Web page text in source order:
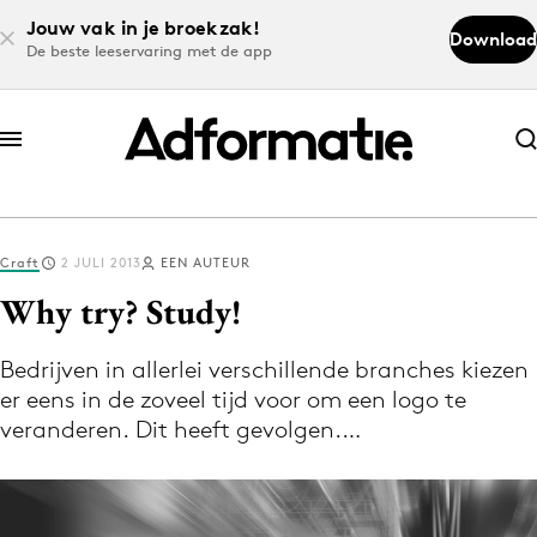
Jouw vak in je broekzak!
De beste leeservaring met de app
Download
Abonneer nu
Abonneer nu
Log in
Download de app
Volg het laatste nieuws via de Adformatie
Nieuws app
Craft 2 JULI 2013 EEN AUTEUR
Why try? Study!
Bedrijven in allerlei verschillende branches kiezen
er eens in de zoveel tijd voor om een logo te
veranderen. Dit heeft gevolgen.…